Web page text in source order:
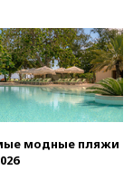
в Европе может
экономике в
млрд
озаботился
по поводу
модные пляжи